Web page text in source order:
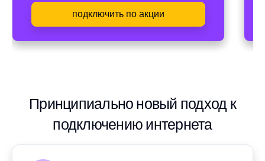
подключить по акции
Принципиально новый подход к
подключению интернета